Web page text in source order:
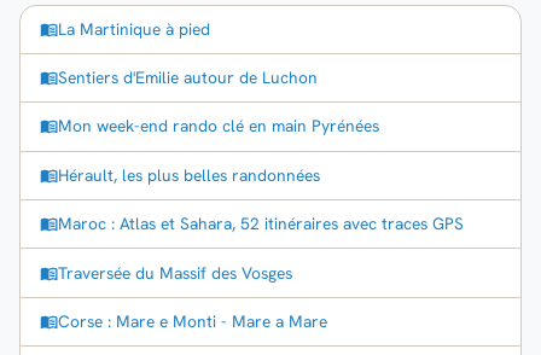
La Martinique à pied
Sentiers d'Emilie autour de Luchon
Mon week-end rando clé en main Pyrénées
Hérault, les plus belles randonnées
Maroc : Atlas et Sahara, 52 itinéraires avec traces GPS
Traversée du Massif des Vosges
Corse : Mare e Monti - Mare a Mare